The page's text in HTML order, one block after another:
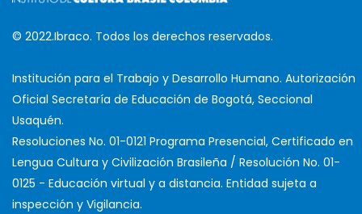
© 2022.Ibraco. Todos los derechos reservados.
Institución para el Trabajo y Desarrollo Humano. Autorización
Oficial Secretaría de Educación de Bogotá, Seccional
Usaquén.
Resoluciones No. 01-0121 Programa Presencial, Certificado en
Lengua Cultura y Civilización Brasileña / Resolución No. 01-
0125 - Educación virtual y a distancia. Entidad sujeta a
inspección y Vigilancia.